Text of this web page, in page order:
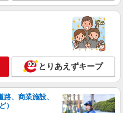
とりあえずキープ
、商業施設、
）